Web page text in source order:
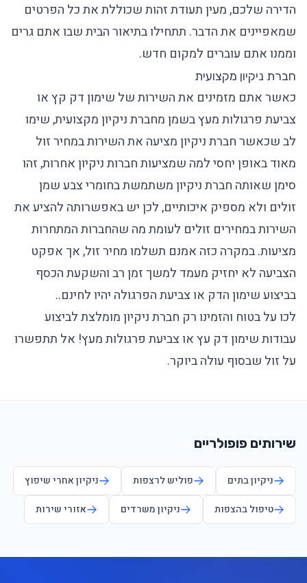
הדירה שלכם, מעין תעודת זהות שכוללת את כל הפרטים
שמאפיינים את הדבר. תתחילו בתיאור הבית שבו אתם גרים
וממנו אתם עוברים למקום חדש.
חברת ניקיון מקצועית
כאשר אתם מזמינים את השירות של שימון דק קץ או
צביעת פרגולות מעץ בשמן מחברת ניקיון מקצועית, שימו
לב שכאשר חברת ניקיון מציעה את השירות במחיר זול
מאוד באופן יחסי למה שמציעות חברות ניקיון אחרות, זהו
סימן שאותה חברת ניקיון משתמשת בחומרי צבע שמן
זולים ולא מספיק איכותיים, לכן יש באפשרותה להציע את
השירות במחירים זולים לעומת מה שהחברות המתחרות
מציעות. במקרה כזה אמנם תשלמו מחיר זול, אך אפקט
הצביעה לא יחזיק מעמד למשך זמן רב והשקעת הכסף
בביצוע שימון הדק או צביעת הפרגולה יהיו לחינם..
לכו על בטוח והזמינו רק חברת ניקיון מומלצת לביצוע
עבודות שימון דק עץ או צביעת פרגולות מעץ! אל תתפשרו
על זול שבסוף עולה ביוקר.
שירותים פופולריים
ניקיון בתים פוליש לרצפות
ניקיון אחרי שיפוץ
טיפול בהצפות
ניקיון משרדים אזורי שירות